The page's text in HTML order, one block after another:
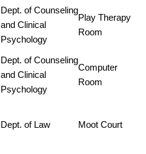
Dept. of Counseling
and Clinical
Psychology
Play Therapy
Room
Dept. of Counseling
and Clinical
Psychology
Computer
Room
Dept. of Law Moot Court